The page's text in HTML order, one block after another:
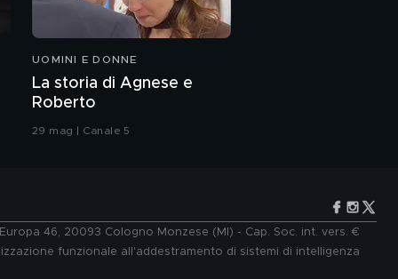
Da "I Cesaroni - Il
ritorno"
"Vi presento la grande
UOMINI E DONNE
La storia di Agnese e
Roberto
29 mag | Canale 5
46, 20093 Cologno Monzese (MI) - Cap. Soc. int. vers. €
funzionale all'addestramento di sistemi di intelligenza